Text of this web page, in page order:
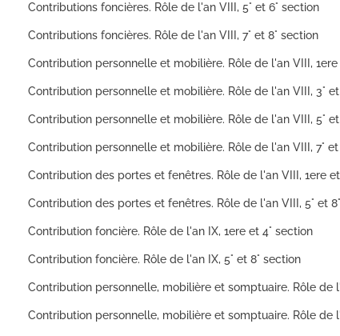
Contributions foncières. Rôle de l'an VIII, 5° et 6° section
Contributions foncières. Rôle de l'an VIII, 7° et 8° section
Contribution foncière. Rôle de l'an IX, 1ere et 4° section
Contribution foncière. Rôle de l'an IX, 5° et 8° section